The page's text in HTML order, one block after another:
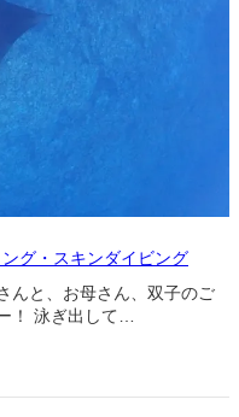
グ・スキンダイビング
んと、お母さん、双子のご
！ 泳ぎ出して…